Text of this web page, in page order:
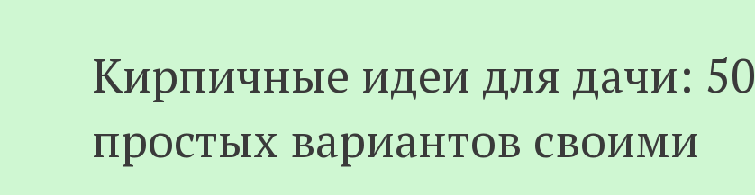
Кирпичные идеи для дачи: 50
простых вариантов своими